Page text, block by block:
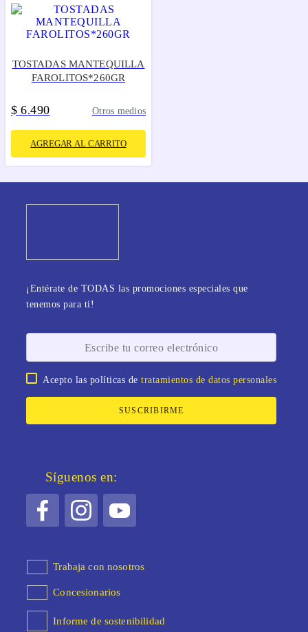
TOSTADAS MANTEQUILLA
FAROLITOS*260GR
$ 6.490 Otros medios
AGREGAR AL CARRITO
¡Entérate de TODAS las promociones especiales que
tenemos para ti!
Acepto las políticas detratamientos de datos personales
SUSCRIBIRME
Síguenos en:
Trabaja con nosotros
Concesionarios
Informe de sostenibilidad